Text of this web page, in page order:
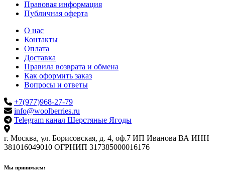
Правовая информация
Публичная оферта
О нас
Контакты
Оплата
Доставка
Правила возврата и обмена
Как оформить заказ
Вопросы и ответы
+7(977)968-27-79
info@woolberries.ru
Telegram канал Шерстяные Ягоды
г. Москва, ул. Борисовская, д. 4, оф.7 ИП Иванова ВА ИНН
381016049010 ОГРНИП 317385000016176
Мы принимаем: